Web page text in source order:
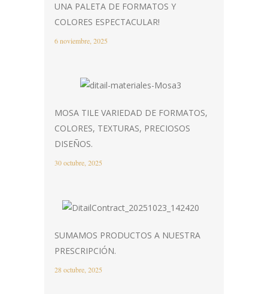
UNA PALETA DE FORMATOS Y
COLORES ESPECTACULAR!
6 noviembre, 2025
MOSA TILE VARIEDAD DE FORMATOS,
COLORES, TEXTURAS, PRECIOSOS
DISEÑOS.
30 octubre, 2025
SUMAMOS PRODUCTOS A NUESTRA
PRESCRIPCIÓN.
28 octubre, 2025